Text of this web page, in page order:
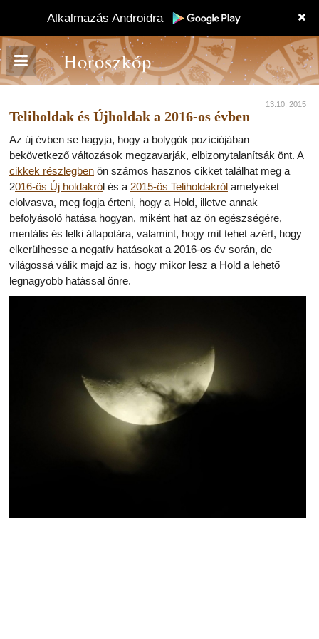
Alkalmazás Androidra
Horoszkóp
13.10. 2015
Teliholdak és Újholdak a 2016-os évben
Az új évben se hagyja, hogy a bolygók pozíciójában
bekövetkező változások megzavarják, elbizonytalanítsák önt. A
cikkek részlegben ön számos hasznos cikket találhat meg a
2016-ös Új holdakról és a 2015-ös Teliholdakról amelyeket
elolvasva, meg fogja érteni, hogy a Hold, illetve annak
befolyásoló hatása hogyan, miként hat az ön egészségére,
mentális és lelki állapotára, valamint, hogy mit tehet azért, hogy
elkerülhesse a negatív hatásokat a 2016-os év során, de
világossá válik majd az is, hogy mikor lesz a Hold a lehető
legnagyobb hatással önre.